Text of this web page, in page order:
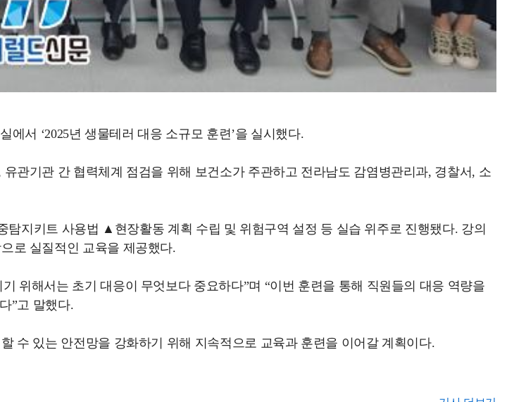
서 ‘2025년 생물테러 대응 소규모 훈련’을 실시했다.
관기관 간 협력체계 점검을 위해 보건소가 주관하고 전라남도 감염병관리과, 경찰서, 소
지키트 사용법 ▲현장활동 계획 수립 및 위험구역 설정 등 실습 위주로 진행됐다. 강의
로 실질적인 교육을 제공했다.
위해서는 초기 대응이 무엇보다 중요하다”며 “이번 훈련을 통해 직원들의 대응 역량을
”고 말했다.
수 있는 안전망을 강화하기 위해 지속적으로 교육과 훈련을 이어갈 계획이다.